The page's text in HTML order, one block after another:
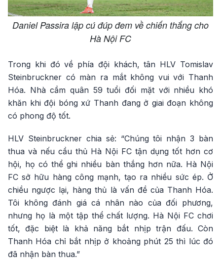
Daniel Passira lập cú đúp đem về chiến thắng cho
Hà Nội FC
Trong khi đó về phía đội khách, tân HLV Tomislav
Steinbruckner có màn ra mắt không vui với Thanh
Hóa. Nhà cầm quân 59 tuổi đối mặt với nhiều khó
khăn khi đội bóng xứ Thanh đang ở giai đoạn không
có phong độ tốt.
HLV Steinbruckner chia sẻ: “Chúng tôi nhận 3 bàn
thua và nếu cầu thủ Hà Nội FC tận dụng tốt hơn cơ
hội, họ có thể ghi nhiều bàn thắng hơn nữa. Hà Nội
FC sở hữu hàng công mạnh, tạo ra nhiều sức ép. Ở
chiều ngược lại, hàng thủ là vấn đề của Thanh Hóa.
Tôi không đánh giá cá nhân nào của đối phương,
nhưng họ là một tập thể chất lượng. Hà Nội FC chơi
tốt, đặc biệt là khả năng bắt nhịp trận đấu. Còn
Thanh Hóa chỉ bắt nhịp ở khoảng phút 25 thì lúc đó
đã nhận bàn thua.”